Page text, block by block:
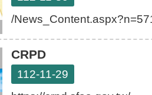
/
CRPD
112-11-29